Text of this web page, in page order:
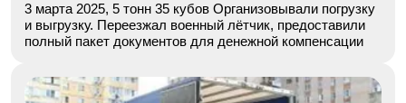
3 марта 2025, 5 тонн 35 кубов Организовывали погрузку
и выгрузку. Переезжал военный лётчик, предоставили
полный пакет документов для денежной компенсации